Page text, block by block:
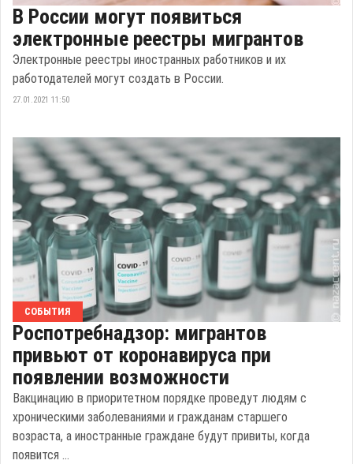
В России могут появиться
электронные реестры мигрантов
Электронные реестры иностранных работников и их
работодателей могут создать в России.
27.01.2021 11:50
СОБЫТИЯ
Роспотребнадзор: мигрантов
привьют от коронавируса при
появлении возможности
Вакцинацию в приоритетном порядке проведут людям с
хроническими заболеваниями и гражданам старшего
возраста, а иностранные граждане будут привиты, когда
появится ...